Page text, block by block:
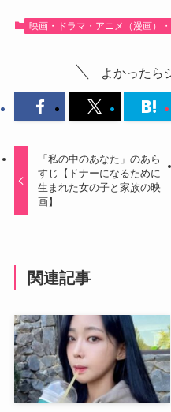
映画・ドラマ・アニメ（漫画）
よかったら
「私の中のあなた」のあら
すじ【ドナーになるために
生まれた女の子と家族の映
画】
関連記事